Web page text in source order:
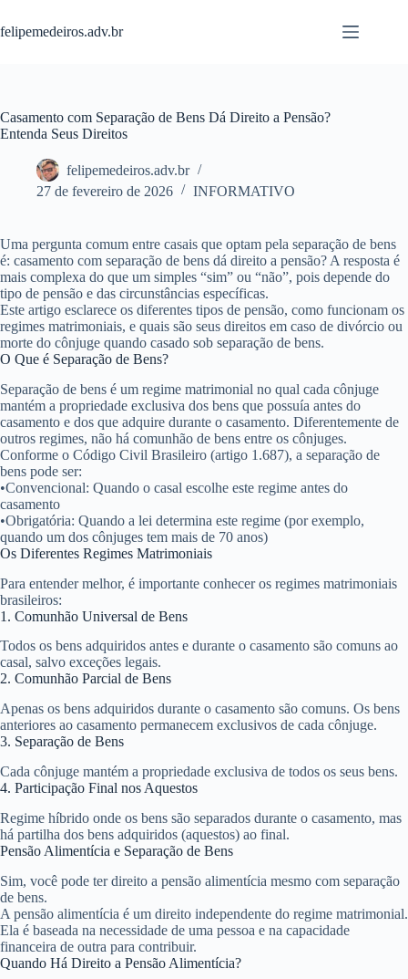
para
o
felipemedeiros.adv.br
Casamento com Separação de Bens Dá Direito a Pensão?
Entenda Seus Direitos
felipemedeiros.adv.br
27 de fevereiro de 2026
INFORMATIVO
Uma pergunta comum entre casais que optam pela separação de bens
é: casamento com separação de bens dá direito a pensão? A resposta é
mais complexa do que um simples “sim” ou “não”, pois depende do
tipo de pensão e das circunstâncias específicas.
Este artigo esclarece os diferentes tipos de pensão, como funcionam os
regimes matrimoniais, e quais são seus direitos em caso de divórcio ou
morte do cônjuge quando casado sob separação de bens.
O Que é Separação de Bens?
Separação de bens é um regime matrimonial no qual cada cônjuge
mantém a propriedade exclusiva dos bens que possuía antes do
casamento e dos que adquire durante o casamento. Diferentemente de
outros regimes, não há comunhão de bens entre os cônjuges.
Conforme o Código Civil Brasileiro (artigo 1.687), a separação de
bens pode ser:
•Convencional: Quando o casal escolhe este regime antes do
casamento
•Obrigatória: Quando a lei determina este regime (por exemplo,
quando um dos cônjuges tem mais de 70 anos)
Os Diferentes Regimes Matrimoniais
Para entender melhor, é importante conhecer os regimes matrimoniais
brasileiros:
1. Comunhão Universal de Bens
Todos os bens adquiridos antes e durante o casamento são comuns ao
casal, salvo exceções legais.
2. Comunhão Parcial de Bens
Apenas os bens adquiridos durante o casamento são comuns. Os bens
anteriores ao casamento permanecem exclusivos de cada cônjuge.
3. Separação de Bens
Cada cônjuge mantém a propriedade exclusiva de todos os seus bens.
4. Participação Final nos Aquestos
Regime híbrido onde os bens são separados durante o casamento, mas
há partilha dos bens adquiridos (aquestos) ao final.
Pensão Alimentícia e Separação de Bens
Sim, você pode ter direito a pensão alimentícia mesmo com separação
de bens.
A pensão alimentícia é um direito independente do regime matrimonial.
Ela é baseada na necessidade de uma pessoa e na capacidade
financeira de outra para contribuir.
Quando Há Direito a Pensão Alimentícia?